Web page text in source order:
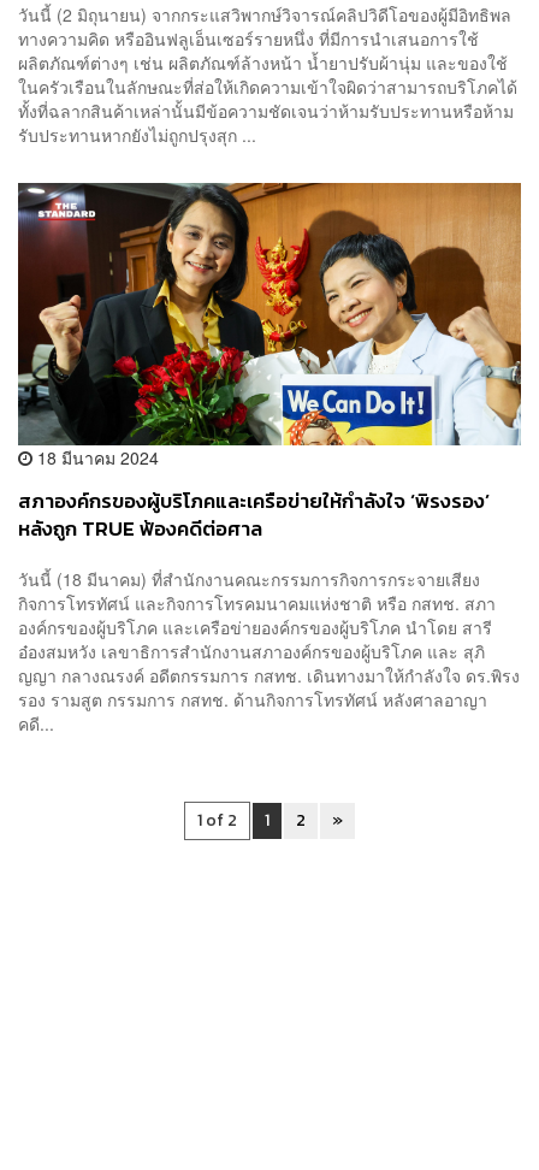
วันนี้ (2 มิถุนายน) จากกระแสวิพากษ์วิจารณ์คลิปวิดีโอของผู้มีอิทธิพล
ทางความคิด หรืออินฟลูเอ็นเซอร์รายหนึ่ง ที่มีการนำเสนอการใช้
ผลิตภัณฑ์ต่างๆ เช่น ผลิตภัณฑ์ล้างหน้า น้ำยาปรับผ้านุ่ม และของใช้
ในครัวเรือนในลักษณะที่ส่อให้เกิดความเข้าใจผิดว่าสามารถบริโภคได้
ทั้งที่ฉลากสินค้าเหล่านั้นมีข้อความชัดเจนว่าห้ามรับประทานหรือห้าม
รับประทานหากยังไม่ถูกปรุงสุก ...
18 มีนาคม 2024
สภาองค์กรของผู้บริโภคและเครือข่ายให้กำลังใจ ‘พิรงรอง’
หลังถูก TRUE ฟ้องคดีต่อศาล
วันนี้ (18 มีนาคม) ที่สำนักงานคณะกรรมการกิจการกระจายเสียง
กิจการโทรทัศน์ และกิจการโทรคมนาคมแห่งชาติ หรือ กสทช. สภา
องค์กรของผู้บริโภค และเครือข่ายองค์กรของผู้บริโภค นำโดย สารี
อ๋องสมหวัง เลขาธิการสำนักงานสภาองค์กรของผู้บริโภค และ สุภิ
ญญา กลางณรงค์ อดีตกรรมการ กสทช. เดินทางมาให้กำลังใจ ดร.พิรง
รอง รามสูต กรรมการ กสทช. ด้านกิจการโทรทัศน์ หลังศาลอาญา
คดี...
1 of 2 1 2 »